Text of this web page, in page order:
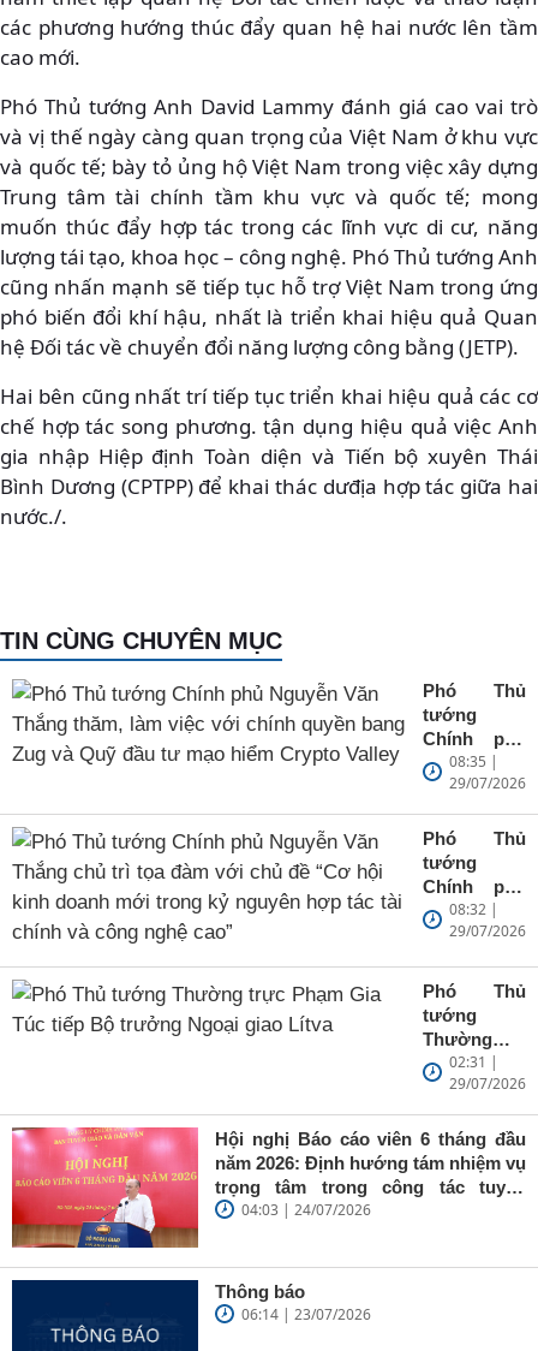
các phương hướng thúc đẩy quan hệ hai nước lên tầm
cao mới.
Phó Thủ tướng Anh David Lammy đánh giá cao vai trò
và vị thế ngày càng quan trọng của Việt Nam ở khu vực
và quốc tế; bày tỏ ủng hộ Việt Nam trong việc xây dựng
Trung tâm tài chính tầm khu vực và quốc tế; mong
muốn thúc đẩy hợp tác trong các lĩnh vực di cư, năng
lượng tái tạo, khoa học – công nghệ. Phó Thủ tướng Anh
cũng nhấn mạnh sẽ tiếp tục hỗ trợ Việt Nam trong ứng
phó biến đổi khí hậu, nhất là triển khai hiệu quả Quan
hệ Đối tác về chuyển đổi năng lượng công bằng (JETP).
Hai bên cũng nhất trí tiếp tục triển khai hiệu quả các cơ
chế hợp tác song phương. tận dụng hiệu quả việc Anh
gia nhập Hiệp định Toàn diện và Tiến bộ xuyên Thái
Bình Dương (CPTPP) để khai thác dưđịa hợp tác giữa hai
nước./.
TIN CÙNG CHUYÊN MỤC
Phó Thủ
tướng
Chính phủ
Nguyễn Văn
Thắng
thăm, làm
việc với
chính quyền
bang Zug và
Quỹ đầu tư
mạo hiểm
Valley
08:35 |
29/07/2026
Phó Thủ
tướng
Chính phủ
Nguyễn Văn
Thắng chủ
với chủ đề
“Cơ hội
kinh doanh
mới trong
kỷ nguyên
chính và
công nghệ
cao”
08:32 |
29/07/2026
Phó Thủ
tướng
Thường
trực Phạm
Gia Túc tiếp
Bộ trưởng
Ngoại giao
Lítva
02:31 |
29/07/2026
Hội nghị Báo cáo viên 6 tháng đầu
năm 2026: Định hướng tám nhiệm vụ
trọng tâm trong công tác tuyên
truyền04:03 | 24/07/2026
Thông báo
06:14 | 23/07/2026